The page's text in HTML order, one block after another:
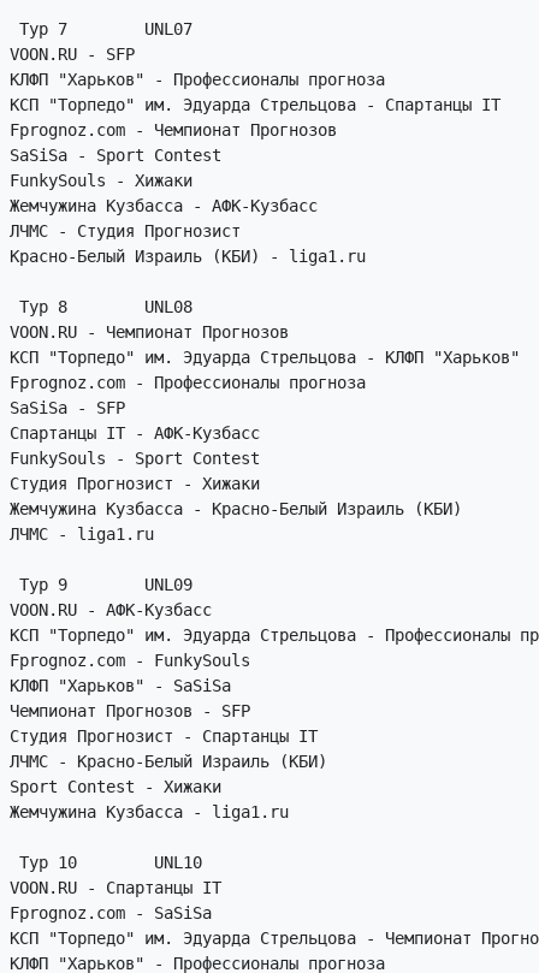
Тур 7        UNL07
VOON.RU - SFP
КЛФП "Харьков" - Профессионалы прогноза
КСП "Торпедо" им. Эдуарда Стрельцова - Спартанцы IT
Fprognoz.com - Чемпионат Прогнозов
SaSiSa - Sport Contest
FunkySouls - Хижаки
Жемчужина Кузбасса - АФК-Кузбасс
ЛЧМС - Студия Прогнозист
Красно-Белый Израиль (КБИ) - liga1.ru
Тур 8        UNL08
VOON.RU - Чемпионат Прогнозов
КСП "Торпедо" им. Эдуарда Стрельцова - КЛФП "Харьков"
Fprognoz.com - Профессионалы прогноза
SaSiSa - SFP
Спартанцы IT - АФК-Кузбасс
FunkySouls - Sport Contest
Студия Прогнозист - Хижаки
Жемчужина Кузбасса - Красно-Белый Израиль (КБИ)
ЛЧМС - liga1.ru
Тур 9        UNL09
VOON.RU - АФК-Кузбасс
КСП "Торпедо" им. Эдуарда Стрельцова - Профессионалы
Fprognoz.com - FunkySouls
КЛФП "Харьков" - SaSiSa
Чемпионат Прогнозов - SFP
Студия Прогнозист - Спартанцы IT
ЛЧМС - Красно-Белый Израиль (КБИ)
Sport Contest - Хижаки
Жемчужина Кузбасса - liga1.ru
Тур 10        UNL10
VOON.RU - Спартанцы IT
Fprognoz.com - SaSiSa
КСП "Торпедо" им. Эдуарда Стрельцова - Чемпионат
КЛФП "Харьков" - Профессионалы прогноза